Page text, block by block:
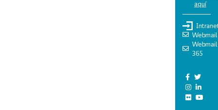
aquí
Webmail
Webmail
365